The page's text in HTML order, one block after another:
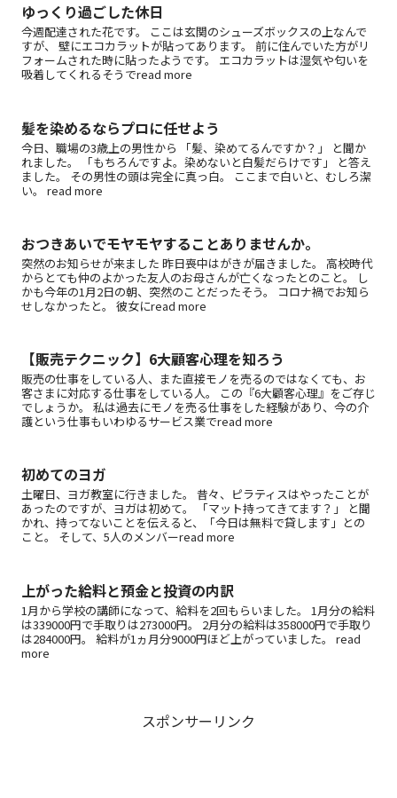
ゆっくり過ごした休日
今週配達された花です。 ここは玄関のシューズボックスの上なんで
すが、 壁にエコカラットが貼ってあります。 前に住んでいた方がリ
フォームされた時に貼ったようです。 エコカラットは湿気や匂いを
吸着してくれるそうでread more
髪を染めるならプロに任せよう
今日、職場の3歳上の男性から 「髪、染めてるんですか？」 と聞か
れました。 「もちろんですよ。染めないと白髪だらけです」 と答え
ました。 その男性の頭は完全に真っ白。 ここまで白いと、むしろ潔
い。 read more
おつきあいでモヤモヤすることありませんか。
突然のお知らせが来ました 昨日喪中はがきが届きました。 高校時代
からとても仲のよかった友人のお母さんが亡くなったとのこと。 し
かも今年の1月2日の朝、突然のことだったそう。 コロナ禍でお知ら
せしなかったと。 彼女にread more
【販売テクニック】6大顧客心理を知ろう
販売の仕事をしている人、また直接モノを売るのではなくても、お
客さまに対応する仕事をしている人。 この『6大顧客心理』をご存じ
でしょうか。 私は過去にモノを売る仕事をした経験があり、今の介
護という仕事もいわゆるサービス業でread more
初めてのヨガ
土曜日、ヨガ教室に行きました。 昔々、ピラティスはやったことが
あったのですが、ヨガは初めて。 「マット持ってきてます？」 と聞
かれ、持ってないことを伝えると、「今日は無料で貸します」との
こと。 そして、5人のメンバーread more
上がった給料と預金と投資の内訳
1月から学校の講師になって、給料を2回もらいました。 1月分の給料
は339000円で手取りは273000円。 2月分の給料は358000円で手取り
は284000円。 給料が1ヵ月分9000円ほど上がっていました。 read
more
スポンサーリンク